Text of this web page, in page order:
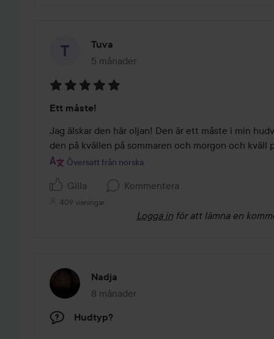
Tuva
5 månader
Inlägget skapades 5 månader
5
av
5
Ett måste!
Jag älskar den här oljan! Den är ett måste i min
den på kvällen på sommaren och morgon och kväll
Översatt från norska
Gilla Kommentera
409 visningar
Logga in för att lämna en
Nadja
8 månader
Inlägget skapades 8 månader
Hudtyp?